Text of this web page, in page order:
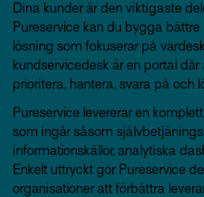
Dina kunder är den viktigaste
Pureservice kan du bygga
lösning som fokuserar på
kundservicedesk är en portal
prioritera, hantera, svara på och
Pureservice levererar en
som ingår såsom
informationskällor, analytiska
Enkelt uttryckt gör Pureservice
organisationer att förbättra